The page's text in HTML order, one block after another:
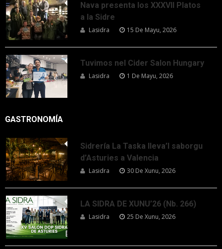
Nava presenta los XXXVII Platos
a la Sidre
Lasidra 15 De Mayu, 2026
Tuvimos nel Cider Salon Hungary
Lasidra 1 De Mayu, 2026
GASTRONOMÍA
Sidrería La Taska lleva’l saborgu
d’Asturies a Valencia
Lasidra 30 De Xunu, 2026
LA SIDRA DE XUNU’26 (Nb. 266)
Lasidra 25 De Xunu, 2026